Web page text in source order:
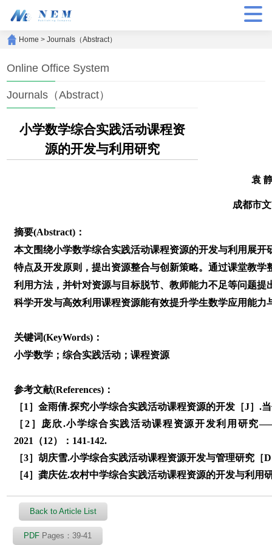
Home >Journals（Abstract）
Online Office System
Journals（Abstract）
小学数学综合实践活动课程资
源的开发与利用研究
袁
成都市
摘要(Abstract)：
本文围绕小学数学综合实践活动课程资源的开发与利用展
特点及开发原则，提出资源整合与创新策略。通过课堂教
利用方法，并针对资源与目标脱节、教师能力不足等问题
科学开发与高效利用课程资源能有效提升学生数学应用能
关键词(KeyWords)：
小学数学；综合实践活动；课程资源
参考文献(References)：
［1］金雨倩.探究小学综合实践活动课程资源的开发［J］.
［2］庞欣.小学综合实践活动课程资源开发利用研
2021（12）：141-142.
［3］胡庆雪.小学综合实践活动课程资源开发与管理研究［
［4］龚庆佐.农村中学综合实践活动课程资源的开发与利
Back to Article List
PDF Pages：39-41